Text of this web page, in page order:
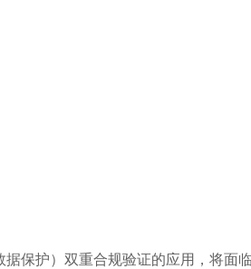
保护）双重合规验证的应用，将面